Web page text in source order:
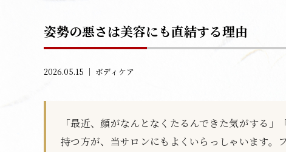
姿勢の悪さは美容にも直結する理由
2026.05.15 ｜ ボディケア
「最近、顔がなんとなくたるんできた気がする
持つ方が、当サロンにもよくいらっしゃいます。